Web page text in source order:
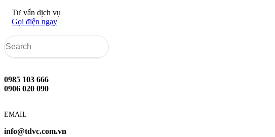
Tư vấn dịch vụ
Gọi điện ngay
0985 103 666
0906 020 090
EMAIL
info@tdvc.com.vn